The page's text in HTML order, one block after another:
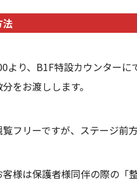
法
より、B1F特設カウンター
をお渡しします。
覧フリーですが、ステージ前
客様は保護者様同伴の際の